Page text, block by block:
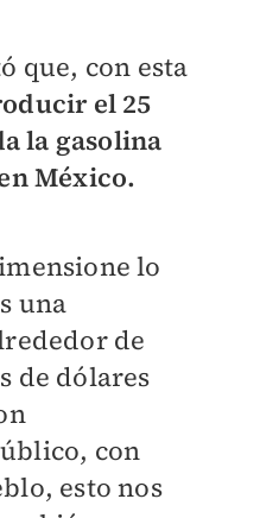
que, con esta
el 25
la gasolina
México.
lo
una
de
de dólares
con
esto nos